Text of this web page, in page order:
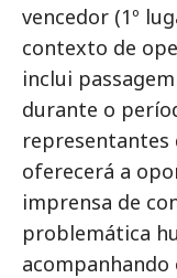
vencedor (1º
contexto de
inclui
durante o
representantes
oferecerá a
imprensa de
problemática